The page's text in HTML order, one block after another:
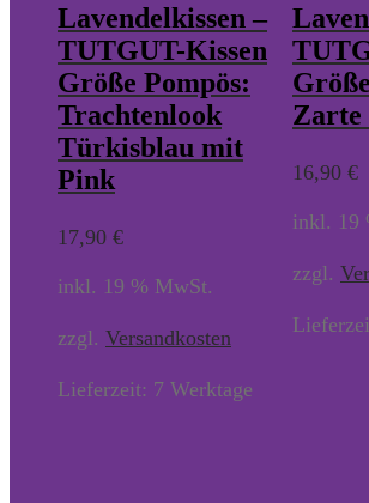
Lavendelkissen –
TUTGUT-Kissen
Größe Pompös:
Trachtenlook
Türkisblau mit
Pink
17,90 €
inkl. 19 % MwSt.
zzgl. Versandkosten
Lieferzeit: 7 Werktage
Zarte
16,90 €
inkl. 19
zzgl.